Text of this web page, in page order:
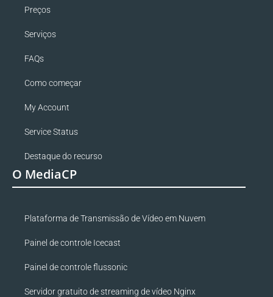
Preços
Serviços
FAQs
Como começar
My Account
Service Status
Destaque do recurso
O MediaCP
Plataforma de Transmissão de Vídeo em Nuvem
Painel de controle Icecast
Painel de controle flussonic
Servidor gratuito de streaming de vídeo Nginx